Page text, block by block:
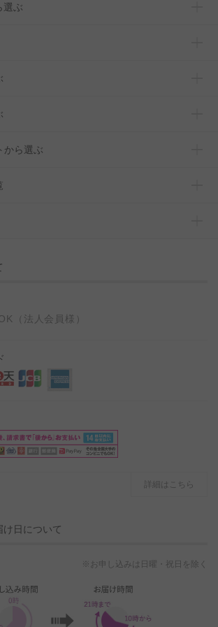
選ぶ
から選ぶ
（法人会員様）
詳細はこちら
け日について
※お申し込みは日曜・祝日を除く